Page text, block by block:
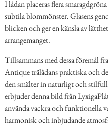
I lådan placeras flera
subtila blommönster. Glasens
blicken och ger en känsla av
arrangemanget.
Tillsammans med dessa föremål
Antique trälådans praktiska och
den smälter in naturligt och
erbjuder denna bild från
använda vackra och funktionella
harmonisk och inbjudande